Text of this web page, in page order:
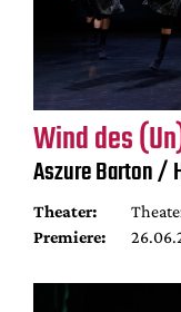
Wind des
Aszure Barton /
Theater:
Premiere: